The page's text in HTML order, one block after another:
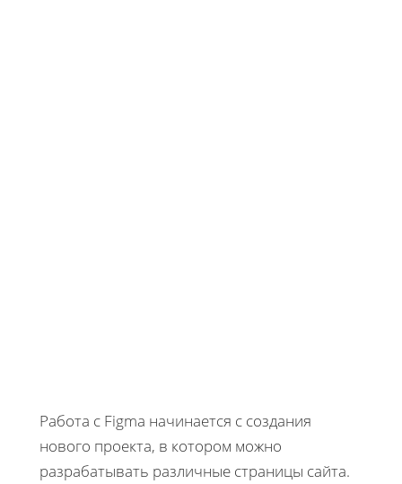
Работа с Figma начинается с создания
нового проекта, в котором можно
разрабатывать различные страницы сайта.